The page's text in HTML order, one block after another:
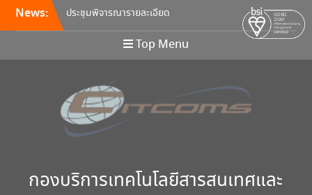
News:
ประชุมพิจารณารายละเอียด
คุณลักษณะ และกำหนดราคา
กลางครุภัณฑ์คอมพิวเตอร์ ครั้ง
ที่ 5/2569
Integration / Continuous
Deployment (CI/CD)
ขอเชิญเข้าร่วมการอบรมสัมมนา
“พัฒนาทักษะการเรียนการสอน
Top Menu
กองบริการเทคโนโลยีสารสนเทศและ